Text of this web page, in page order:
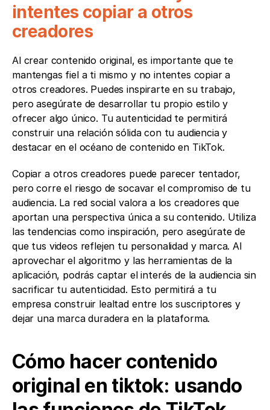
intentes copiar a otros
creadores
Al crear contenido original, es importante que te
mantengas fiel a ti mismo y no intentes copiar a
otros creadores. Puedes inspirarte en su trabajo,
pero asegúrate de desarrollar tu propio estilo y
ofrecer algo único. Tu autenticidad te permitirá
construir una relación sólida con tu audiencia y
destacar en el océano de contenido en TikTok.
Copiar a otros creadores puede parecer tentador,
pero corre el riesgo de socavar el compromiso de tu
audiencia. La red social valora a los creadores que
aportan una perspectiva única a su contenido. Utiliza
las tendencias como inspiración, pero asegúrate de
que tus videos reflejen tu personalidad y marca. Al
aprovechar el algoritmo y las herramientas de la
aplicación, podrás captar el interés de la audiencia sin
sacrificar tu autenticidad. Esto permitirá a tu
empresa construir lealtad entre los suscriptores y
dejar una marca duradera en la plataforma.
Cómo hacer contenido
original en tiktok: usando